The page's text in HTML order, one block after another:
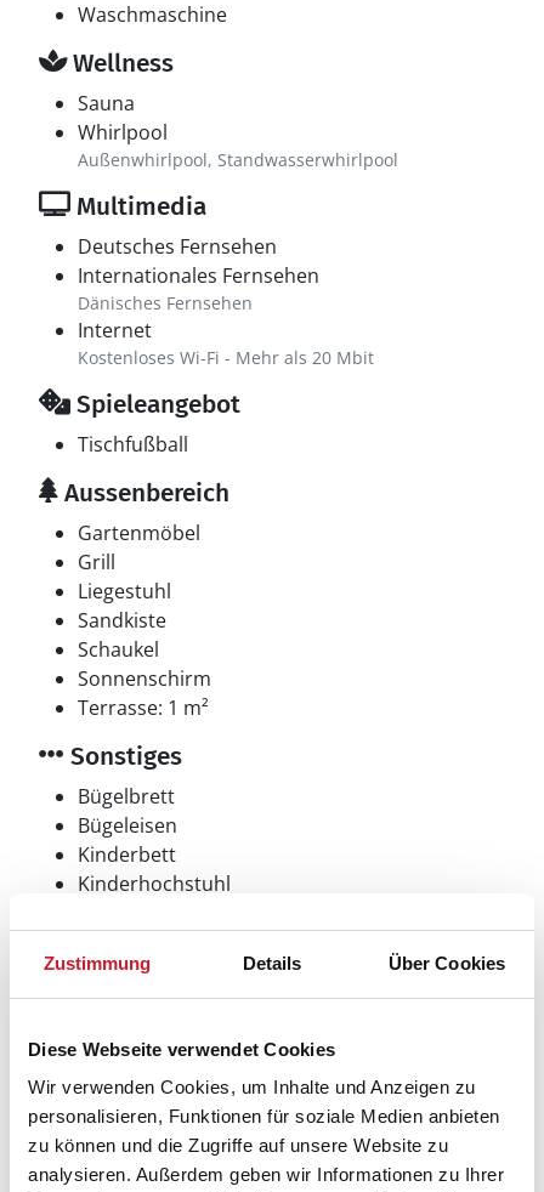
Zustimmung Details Über Cookies
Diese Webseite verwendet Cookies
Wir verwenden Cookies, um Inhalte und Anzeigen zu
personalisieren, Funktionen für soziale Medien anbieten
zu können und die Zugriffe auf unsere Website zu
analysieren. Außerdem geben wir Informationen zu Ihrer
Waschmaschine
Wellness
Sauna
Whirlpool
Außenwhirlpool, Standwasserwhirlpool
Multimedia
Deutsches Fernsehen
Internationales Fernsehen
Dänisches Fernsehen
Internet
Kostenloses Wi-Fi - Mehr als 20 Mbit
Spieleangebot
Tischfußball
Aussenbereich
Gartenmöbel
Grill
Liegestuhl
Sandkiste
Schaukel
Sonnenschirm
Terrasse: 1 m²
Sonstiges
Bügelbrett
Bügeleisen
Kinderbett
Kinderhochstuhl
Stecker, Kabel mitbringen))
Wärmepumpe
Sonstiges
Apple TV
Neben- und Verbrauchskosten